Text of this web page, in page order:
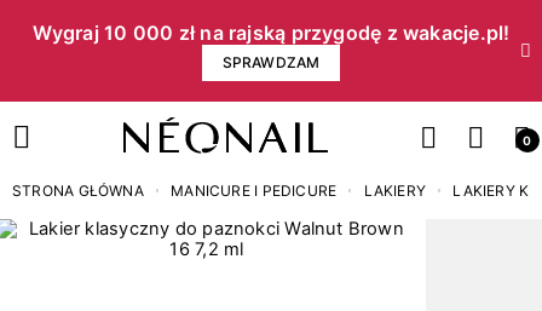
Wygraj 10 000 zł na rajską przygodę z wakacje.pl!​
SPRAWDZAM
0
STRONA GŁÓWNA MANICURE I PEDICURE LAKIERY LAKIERY